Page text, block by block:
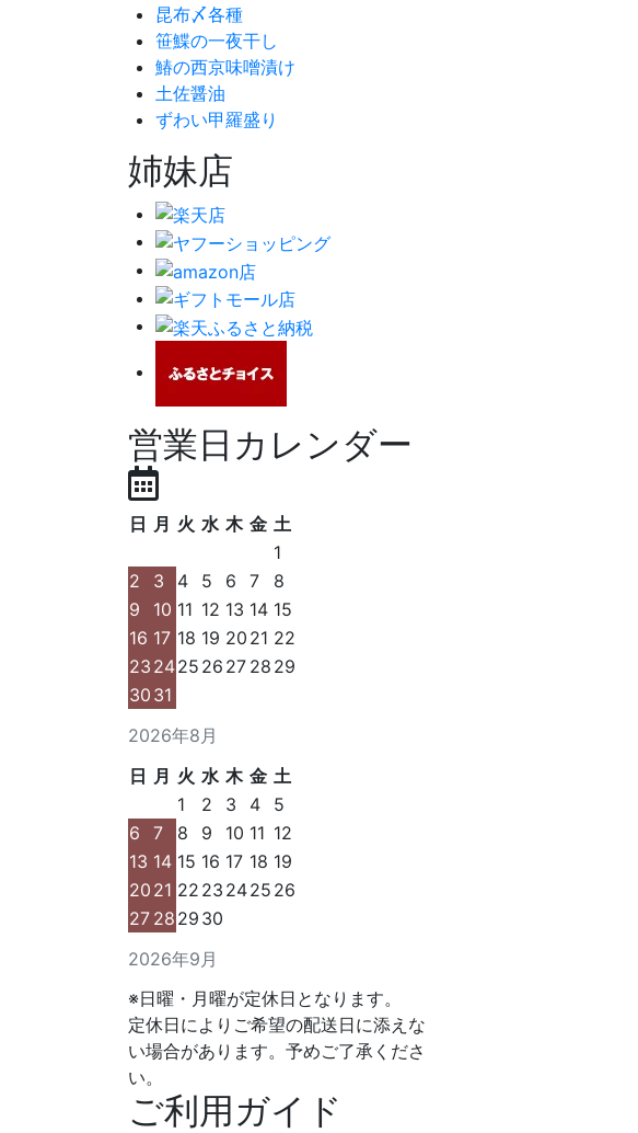
昆布〆各種
笹鰈の一夜干し
鰆の西京味噌漬け
土佐醤油
ずわい甲羅盛り
姉妹店
営業日カレンダー
2026年8月
日 月 火 水 木 金 土
1
2
3 4 5 6 7
8
9
10 11 12 13 14 15
16 17 18 19 20 21 22
23 2425 26 27 28 29
30 31
2026年9月
日 月 火 水 木 金 土
1
2 3 4
5
6
7 8 9 10 11 12
13 14 15 16 17 18 19
20 21 22 23 2425 26
27 28 29 30
※日曜・月曜が定休日となります。
定休日によりご希望の配送日に添えな
い場合があります。予めご了承くださ
い。
ご利用ガイド